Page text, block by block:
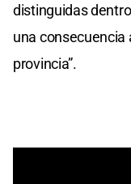
distinguidas
una consecuencia
provincia”.